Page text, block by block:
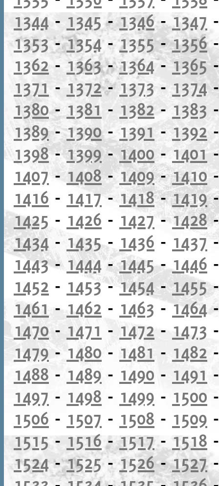
1344 - 1345 -1346-1347
1353-1354-1355-1356
1362 - 1363-1364-1365
1371 - 1372-1373- 1374
1380- 1381 - 1382 - 1383
1389-1390-1391 -1392
1398-1399-1400 -1401
1407 - 1408-1409-1410
1416 - 1417-1418-1419
1425 - 1426 - 1427-1428
1434 - 1435- 1436 - 1437
1443- 1444-1445- 1446
1452 - 1453-1454-1455
1461 - 1462 - 1463 -1464
1470- 1471 - 1472 - 1473
1479-1480 - 1481 - 1482
1488 - 1489 - 1490 - 1491
1497 - 1498 - 1499 - 1500
1506 - 1507 - 1508 - 1509
1515- 1516-1517- 1518
1524-1525-1526-1527